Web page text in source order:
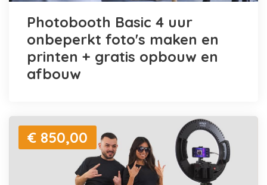
Photobooth Basic 4 uur
onbeperkt foto's maken en
printen + gratis opbouw en
afbouw
€ 850,00